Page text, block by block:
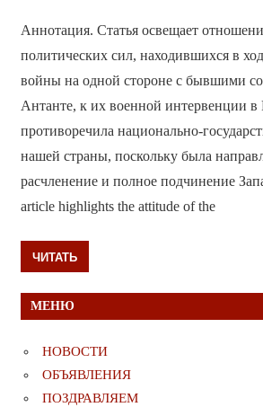
Аннотация. Статья освещает
политических сил, находившихся в
войны на одной стороне с бывшими
Антанте, к их военной интервенции в
противоречила национально-
нашей страны, поскольку была
расчленение и полное подчинение
article highlights the attitude of the
ЧИТАТЬ
МЕНЮ
НОВОСТИ
ОБЪЯВЛЕНИЯ
ПОЗДРАВЛЯЕМ